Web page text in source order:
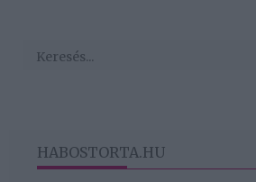
HABOSTORTA.HU